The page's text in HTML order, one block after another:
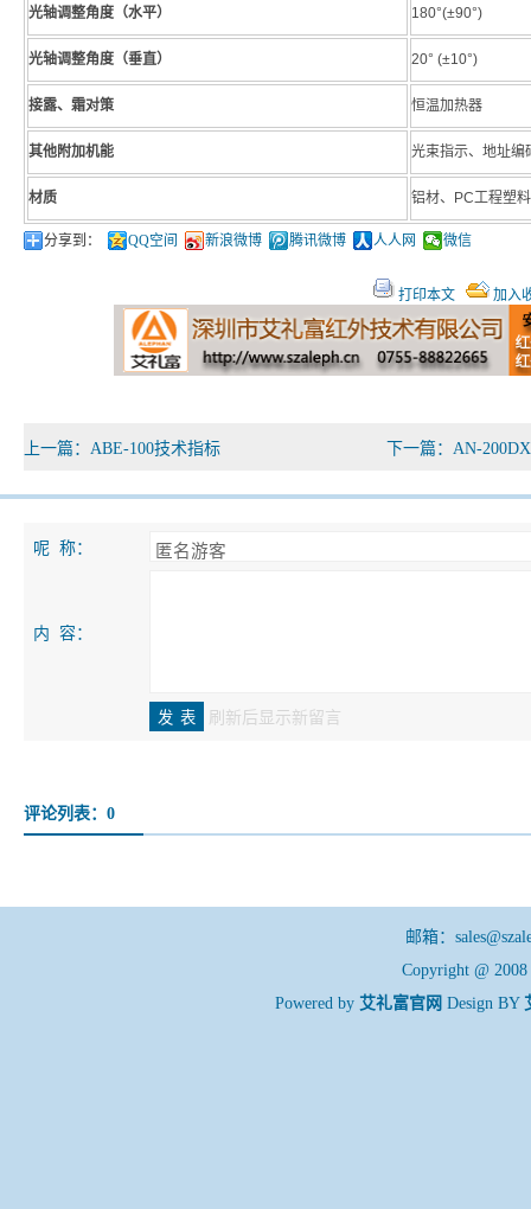
光轴调整角度（水平） 180°(±90°)
光轴调整角度（垂直） 20° (±10°)
接露、霜对策 恒温加热器
其他附加机能 光束指示、地址编
材质 铝材、PC工程塑料
分享到： QQ空间 新浪微博 腾讯微博 人人网 微信
打印本文 加入
上一篇： ABE-100技术指标 下一篇： AN-
呢 称：
内 容：
刷新后显示新留言
评论列表：0
邮箱：
Copyright @ 2008
Powered by 艾礼富官网 Design BY